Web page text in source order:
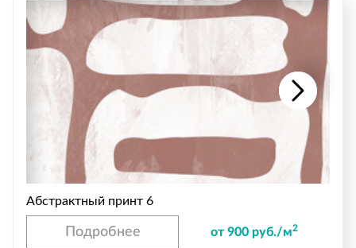
Абстрактный принт 6
Подробнее от 900 руб./м2